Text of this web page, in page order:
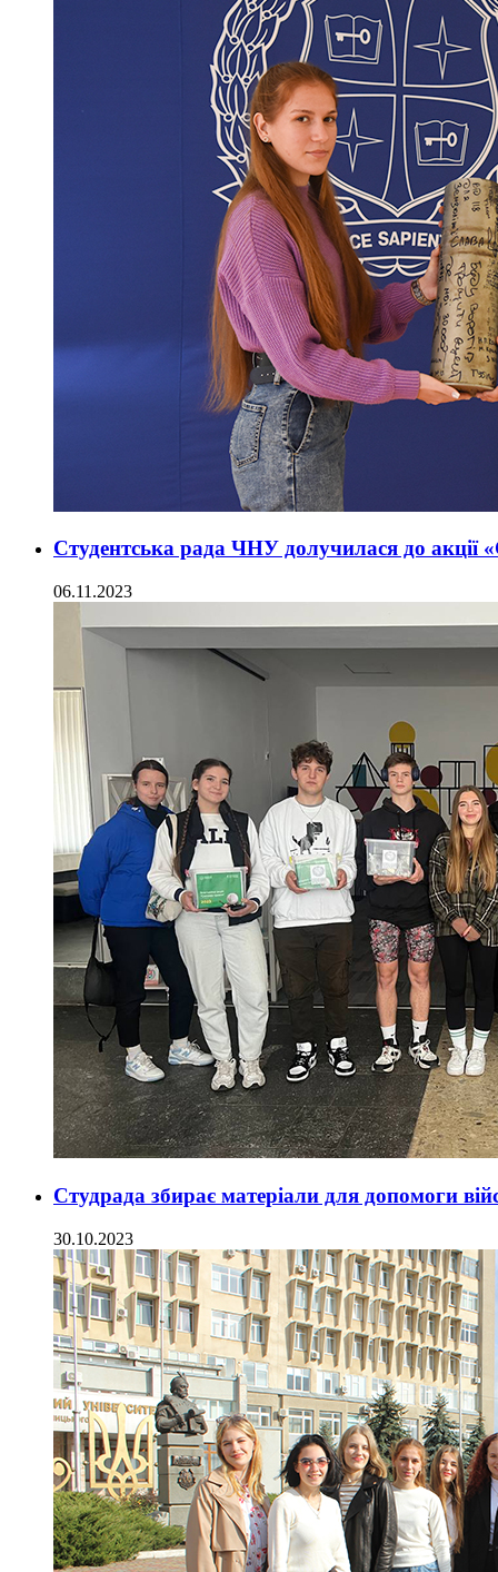
Студентська рада ЧНУ долучилася до акції
06.11.2023
Студрада збирає матеріали для допомоги
30.10.2023